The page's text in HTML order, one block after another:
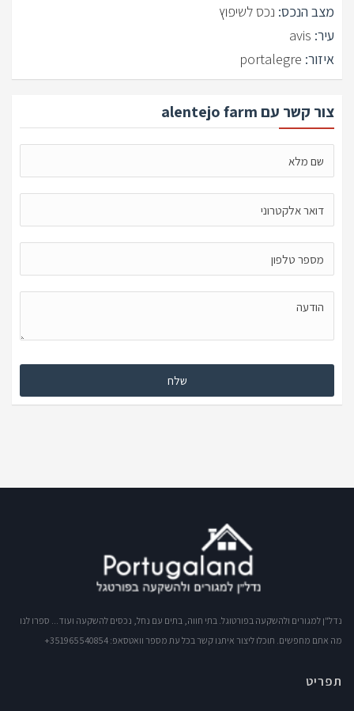
מצב הנכס: נכס לשיפוץ
עיר: avis
איזור: portalegre
צור קשר עם alentejo farm
נדל"ן למגורים ולהשקעה בפורטוגל. בתי חווה, בתים עם נחל, נכסים להשקעה ועוד... ספרו לנו
מה אתם מחפשים. תוכלו ליצור איתנו קשר בכל עת מספר וואטסאפ: 351965540854+
תפריט